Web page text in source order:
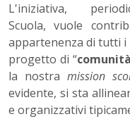
L'iniziativa,
Scuola, vuole
appartenenza di tutti i
progetto di “
la nostra mission
evidente, si sta
e organizzativi